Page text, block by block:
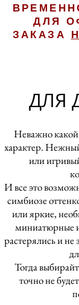
ДЛЯ
ЗАКАЗА
Неважно какой
характер.
или
И все это
симбиозе
или яркие,
миниатюрные
растерялись и не
Тогда
точно не
ДЛЯ